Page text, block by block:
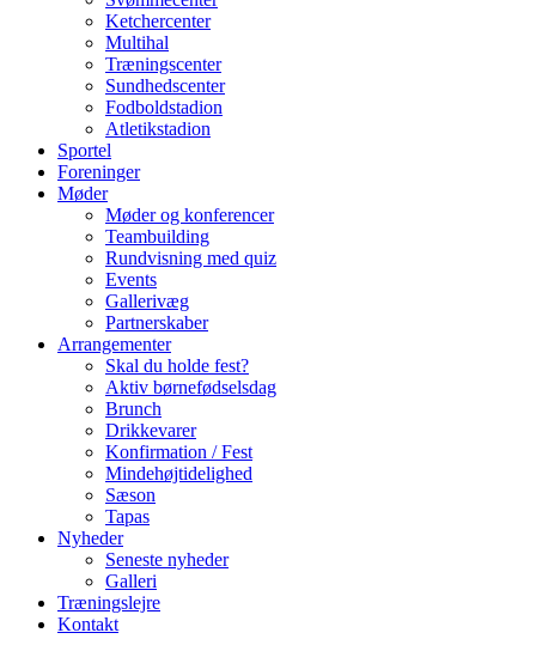
Ketchercenter
Multihal
Træningscenter
Sundhedscenter
Fodboldstadion
Atletikstadion
Sportel
Foreninger
Møder
Møder og konferencer
Teambuilding
Rundvisning med quiz
Events
Gallerivæg
Partnerskaber
Arrangementer
Skal du holde fest?
Aktiv børnefødselsdag
Brunch
Drikkevarer
Konfirmation / Fest
Mindehøjtidelighed
Sæson
Tapas
Nyheder
Seneste nyheder
Galleri
Træningslejre
Kontakt